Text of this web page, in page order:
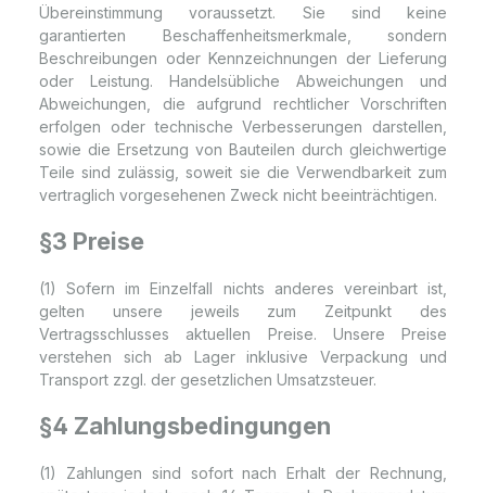
Übereinstimmung voraussetzt. Sie sind keine
garantierten Beschaffenheitsmerkmale, sondern
Beschreibungen oder Kennzeichnungen der Lieferung
oder Leistung. Handelsübliche Abweichungen und
Abweichungen, die aufgrund rechtlicher Vorschriften
erfolgen oder technische Verbesserungen darstellen,
sowie die Ersetzung von Bauteilen durch gleichwertige
Teile sind zulässig, soweit sie die Verwendbarkeit zum
vertraglich vorgesehenen Zweck nicht beeinträchtigen.
§3 Preise
(1) Sofern im Einzelfall nichts anderes vereinbart ist,
gelten unsere jeweils zum Zeitpunkt des
Vertragsschlusses aktuellen Preise. Unsere Preise
verstehen sich ab Lager inklusive Verpackung und
Transport zzgl. der gesetzlichen Umsatzsteuer.
§4 Zahlungsbedingungen
(1) Zahlungen sind sofort nach Erhalt der Rechnung,